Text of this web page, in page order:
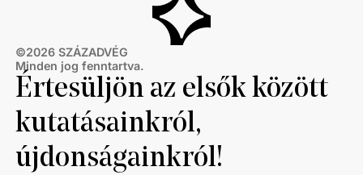
©2026 SZÁZADVÉG
Minden jog fenntartva.
Értesüljön az elsők között
kutatásainkról,
újdonságainkról!